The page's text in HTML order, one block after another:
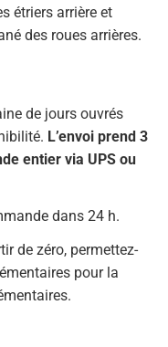
étriers arrière et
des roues arrières.
de jours ouvrés
L’envoi prend 3
entier via UPS ou
dans 24 h.
de zéro, permettez-
pour la